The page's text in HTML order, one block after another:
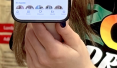
(1 Отзывы)
Масса
Купить